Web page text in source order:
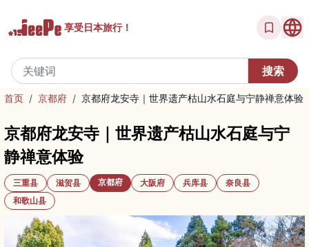
享受日本旅行！
首页 / 京都府 / 京都府龙安寺｜世界遗产枯山水石庭与宁静禅意体验
京都府龙安寺｜世界遗产枯山水石庭与宁
静禅意体验
三重县 滋贺县 京都府 大阪府 兵库县
奈良县
和歌山县